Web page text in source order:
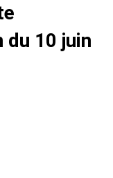
du 10 juin